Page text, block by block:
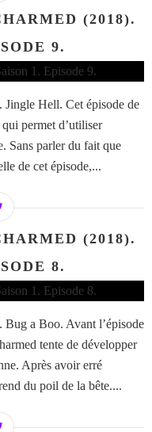
(2018).
9.
Jingle Hell. Cet épisode de
permet d’utiliser
Sans parler du fait que
de cet épisode,...
(2018).
8.
Bug a Boo. Avant l’épisode
tente de développer
Après avoir erré
du poil de la bête....